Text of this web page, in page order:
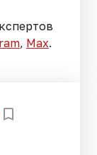
, Мах.